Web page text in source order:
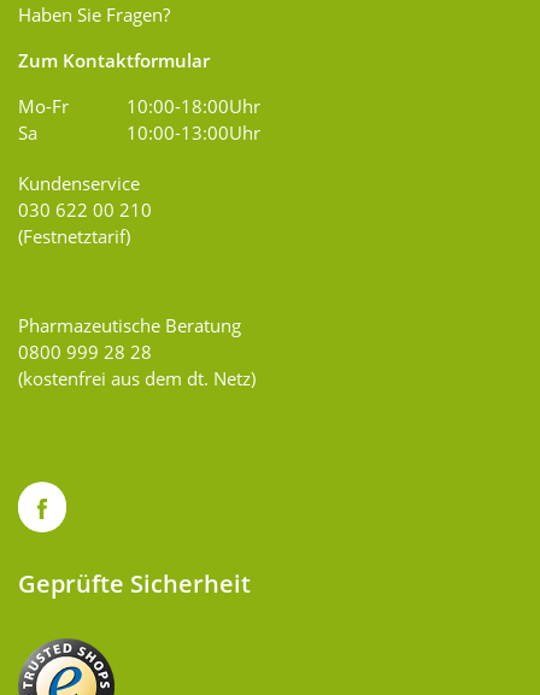
Haben Sie Fragen?
Zum Kontaktformular
Mo-Fr
10:00-18:00Uhr
Sa
10:00-13:00Uhr
Kundenservice
030 622 00 210
(Festnetztarif)
Pharmazeutische Beratung
0800 999 28 28
(kostenfrei aus dem dt. Netz)
Geprüfte Sicherheit